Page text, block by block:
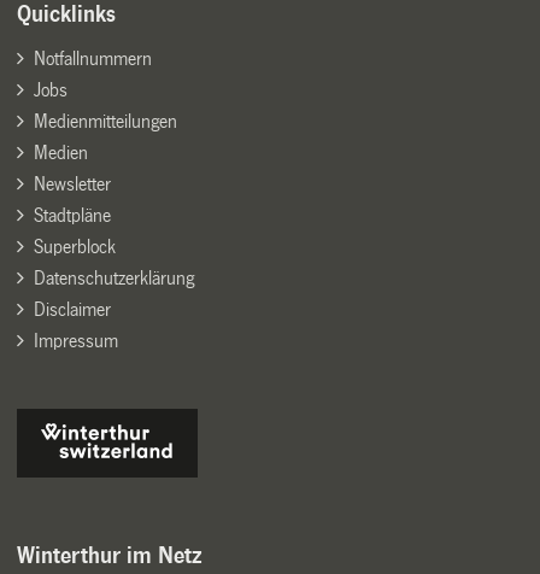
Quicklinks
Notfallnummern
Jobs
Medienmitteilungen
Medien
Newsletter
Stadtpläne
Superblock
Datenschutzerklärung
Disclaimer
Impressum
Winterthur im Netz